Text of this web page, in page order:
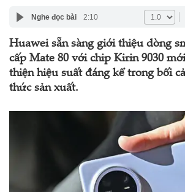
Nghe đọc bài 2:10
Huawei sẵn sàng giới thiệu dòng
cấp Mate 80 với chip Kirin 9030
thiện hiệu suất đáng kể trong bối
thức sản xuất.